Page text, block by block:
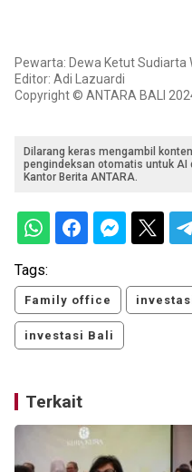
Pewarta: Dewa Ketut Sudiarta
Editor: Adi Lazuardi
Copyright © ANTARA BALI
Dilarang keras mengambil
pengindeksan otomatis untuk
Kantor Berita ANTARA.
Tags:
Family office
investasi Bali
Terkait